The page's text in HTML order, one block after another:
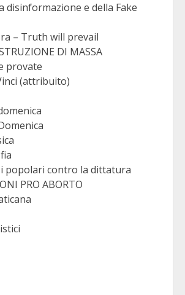
disinformazione e della Fake
– Truth will prevail
DI MASSA
provate
(attribuito)
popolari contro la dittatura
PRO ABORTO